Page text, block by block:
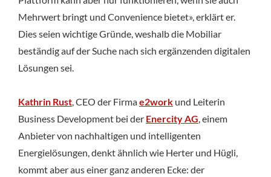
Mehrwert bringt und Convenience bietet», erklärt er.
Dies seien wichtige Gründe, weshalb die Mobiliar
beständig auf der Suche nach sich ergänzenden digitalen
Lösungen sei.
Kathrin Rust , CEO der Firmae2work und Leiterin
Business Development bei der Enercity AG , einem
Anbieter von nachhaltigen und intelligenten
Energielösungen, denkt ähnlich wie Herter und Hügli,
kommt aber aus einer ganz anderen Ecke: der